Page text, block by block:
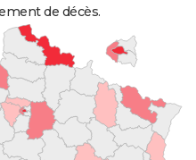
de décès.